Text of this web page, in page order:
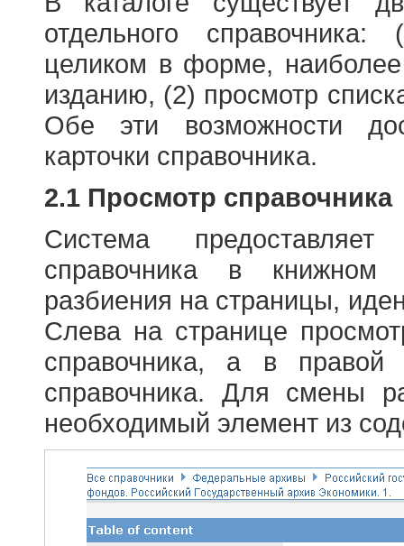
отдельного
целиком в форме,
изданию, (2) просмотр
Обе эти возможности
карточки справочника.
2.1 Просмотр справочника
Система
справочника в
разбиения на страницы,
Слева на странице
справочника, а в правой
справочника. Для смены
необходимый элемент из